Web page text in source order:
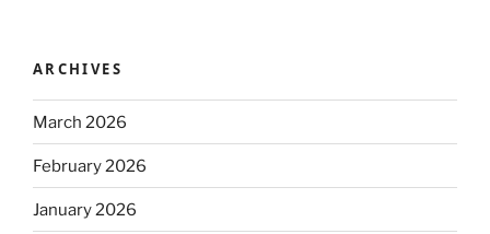
ARCHIVES
March 2026
February 2026
January 2026